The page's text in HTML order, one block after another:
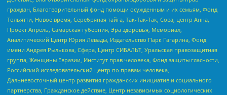
граждан, Благотворительный фонд помощи осужденным и их семьям, Фонд
Тольятти, Новое время, Серебряная тайга, Так-Так-Так, Сова, центр Анна,
Проект Апрель, Самарская губерния, Эра здоровья, Мемориал,
Аналитический Центр Юрия Левады, Издательство Парк Гагарина, Фонд
имени Андрея Рылькова, Сфера, Центр СИБАЛЬТ, Уральская правозащитная
группа, Женщины Евразии, Институт прав человека, Фонд защиты гласности,
Российский исследовательский центр по правам человека,
Дальневосточный центр развития гражданских инициатив и социального
партнерства, Гражданское действие, Центр независимых социологических